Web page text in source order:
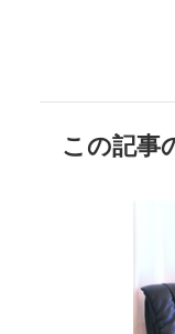
この記事